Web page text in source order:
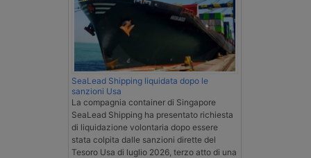
SeaLead Shipping liquidata dopo le
sanzioni Usa
La compagnia container di Singapore
SeaLead Shipping ha presentato richiesta
di liquidazione volontaria dopo essere
stata colpita dalle sanzioni dirette del
Tesoro Usa di luglio 2026, terzo atto di una